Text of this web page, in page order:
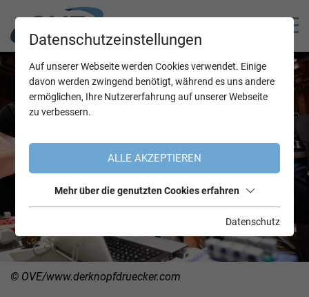
© OVE/www.derknopfdruecker.com
Datenschutzeinstellungen
Auf unserer Webseite werden Cookies verwendet. Einige
davon werden zwingend benötigt, während es uns andere
ermöglichen, Ihre Nutzererfahrung auf unserer Webseite
zu verbessern.
ALLE AKZEPTIEREN
Mehr über die genutzten Cookies erfahren
Datenschutz